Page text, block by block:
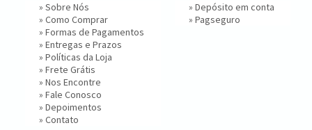
» Sobre Nós
» Como Comprar
» Formas de Pagamentos
» Entregas e Prazos
» Políticas da Loja
» Frete Grátis
» Nos Encontre
» Fale Conosco
» Depoimentos
» Contato
» Depósito em conta
» Pagseguro